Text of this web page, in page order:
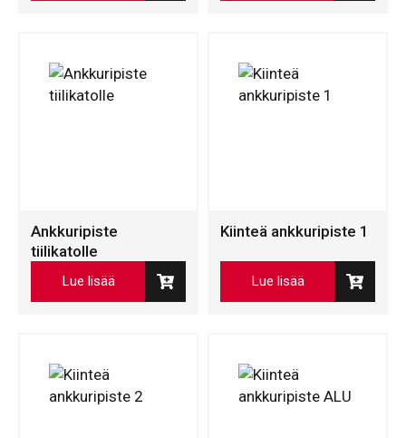
Ankkuripiste
tiilikatolle
Lue lisää
Kiinteä ankkuripiste 1
Lue lisää